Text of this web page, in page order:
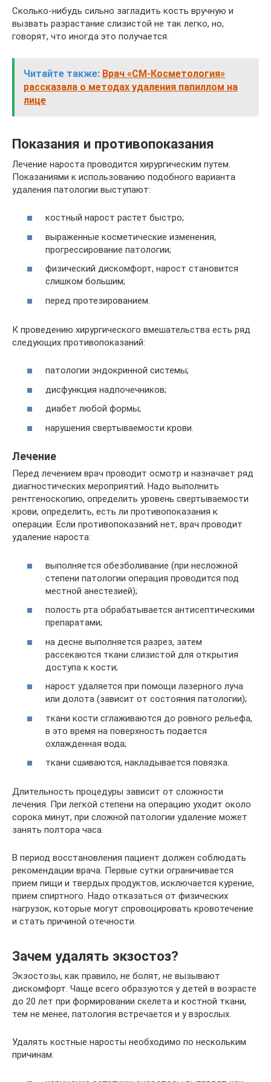
Сколько-нибудь сильно загладить кость вручную и
вызвать разрастание слизистой не так легко, но,
говорят, что иногда это получается.
Читайте также: Врач «СМ-Косметология»
рассказала о методах удаления папиллом на
лице
Показания и противопоказания
Лечение нароста проводится хирургическим путем.
Показаниями к использованию подобного варианта
удаления патологии выступают:
костный нарост растет быстро;
выраженные косметические изменения,
прогрессирование патологии;
физический дискомфорт, нарост становится
слишком большим;
перед протезированием.
К проведению хирургического вмешательства есть ряд
следующих противопоказаний:
патологии эндокринной системы;
дисфункция надпочечников;
диабет любой формы;
нарушения свертываемости крови.
Лечение
Перед лечением врач проводит осмотр и назначает ряд
диагностических мероприятий. Надо выполнить
рентгеноскопию, определить уровень свертываемости
крови, определить, есть ли противопоказания к
операции. Если противопоказаний нет, врач проводит
удаление нароста:
выполняется обезболивание (при несложной
степени патологии операция проводится под
местной анестезией);
полость рта обрабатывается антисептическими
препаратами;
на десне выполняется разрез, затем
рассекаются ткани слизистой для открытия
доступа к кости;
нарост удаляется при помощи лазерного луча
или долота (зависит от состояния патологии);
ткани кости сглаживаются до ровного рельефа,
в это время на поверхность подается
охлажденная вода;
ткани сшиваются, накладывается повязка.
Длительность процедуры зависит от сложности
лечения. При легкой степени на операцию уходит около
сорока минут, при сложной патологии удаление может
занять полтора часа.
В период восстановления пациент должен соблюдать
рекомендации врача. Первые сутки ограничивается
прием пищи и твердых продуктов, исключается курение,
прием спиртного. Надо отказаться от физических
нагрузок, которые могут спровоцировать кровотечение
и стать причиной отечности.
Зачем удалять экзостоз?
Экзостозы, как правило, не болят, не вызывают
дискомфорт. Чаще всего образуются у детей в возрасте
до 20 лет при формировании скелета и костной ткани,
тем не менее, патология встречается и у взрослых.
Удалять костные наросты необходимо по нескольким
причинам: